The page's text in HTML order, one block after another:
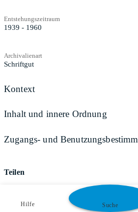
Entstehungszeitraum
1939 - 1960
Archivalienart
Schriftgut
Kontext
Inhalt und innere Ordnung
Zugangs- und
Teilen
Hilfe Suche